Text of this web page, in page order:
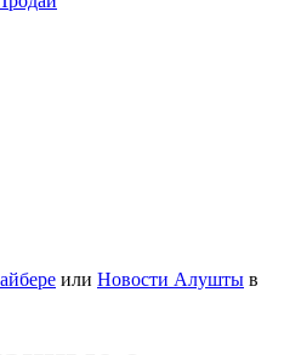
или Новости Алушты в